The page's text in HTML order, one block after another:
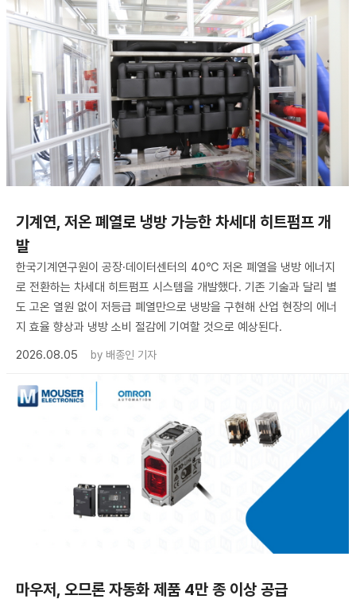
기계연, 저온 폐열로 냉방 가능한 차세대 히트펌프 개
발
한국기계연구원이 공장·데이터센터의 40℃ 저온 폐열을 냉방 에너지
로 전환하는 차세대 히트펌프 시스템을 개발했다. 기존 기술과 달리 별
도 고온 열원 없이 저등급 폐열만으로 냉방을 구현해 산업 현장의 에너
지 효율 향상과 냉방 소비 절감에 기여할 것으로 예상된다.
2026.08.05
by 배종인 기자
마우저, 오므론 자동화 제품 4만 종 이상 공급